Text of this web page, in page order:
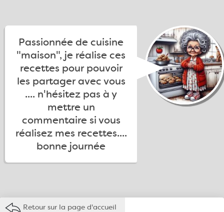
Passionnée de cuisine
"maison", je réalise ces
recettes pour pouvoir
les partager avec vous
.... n'hésitez pas à y
mettre un
commentaire si vous
réalisez mes recettes....
bonne journée
Retour sur la page d'accueil